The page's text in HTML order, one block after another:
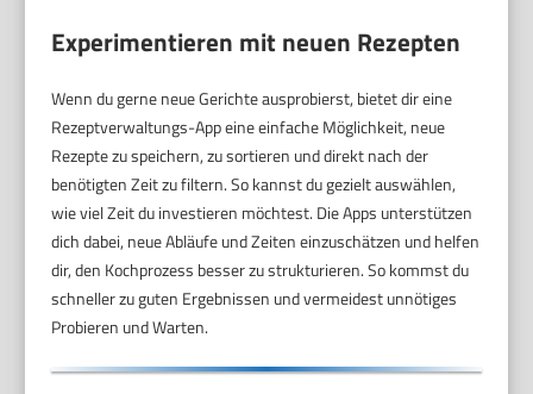
Experimentieren mit neuen Rezepten
Wenn du gerne neue Gerichte ausprobierst, bietet dir eine
Rezeptverwaltungs-App eine einfache Möglichkeit, neue
Rezepte zu speichern, zu sortieren und direkt nach der
benötigten Zeit zu filtern. So kannst du gezielt auswählen,
wie viel Zeit du investieren möchtest. Die Apps unterstützen
dich dabei, neue Abläufe und Zeiten einzuschätzen und helfen
dir, den Kochprozess besser zu strukturieren. So kommst du
schneller zu guten Ergebnissen und vermeidest unnötiges
Probieren und Warten.